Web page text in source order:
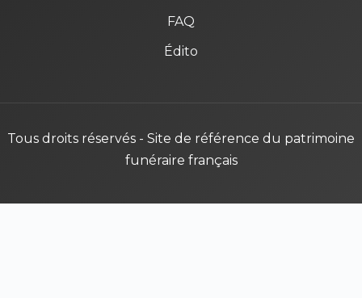
FAQ
Édito
Tous droits réservés - Site de référence du patrimoine
funéraire français